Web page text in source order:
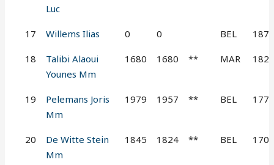
Luc
17 Willems Ilias 0 0 BEL 187
18
Talibi Alaoui
Younes Mm
1680 1680 ** MAR 182
19
Pelemans Joris
Mm
1979 1957 ** BEL 177
20
De Witte Stein
Mm
1845 1824 ** BEL 170